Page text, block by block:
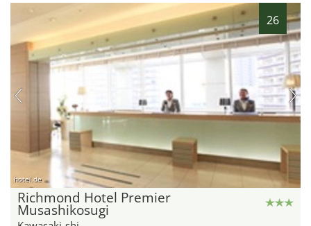
26
hotel.de
Richmond Hotel Premier
Musashikosugi